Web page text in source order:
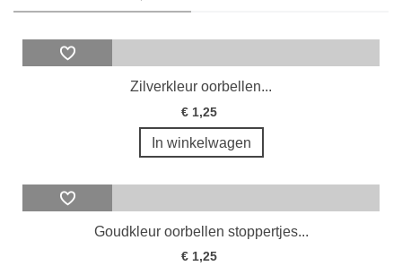
Zilverkleur oorbellen...
€ 1,25
In winkelwagen
Goudkleur oorbellen stoppertjes...
€ 1,25